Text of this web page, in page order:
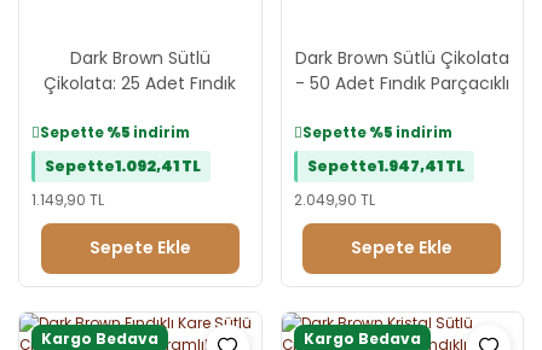
Dark Brown Sütlü
Çikolata: 25 Adet Fındık
Sepette%5 indirim
Sepette1.092,41 TL
1.149,90 TL
Sepete Ekle
Dark Brown Sütlü Çikolata
- 50 Adet Fındık Parçacıklı
Sepette%5 indirim
Sepette1.947,41 TL
2.049,90 TL
Sepete Ekle
Kargo Bedava Kargo Bedava